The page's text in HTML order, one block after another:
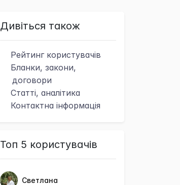
Дивіться також
Рейтинг користувачів
Бланки, закони,
договори
Статті, аналітика
Контактна інформація
Топ 5 користувачів
Светлана